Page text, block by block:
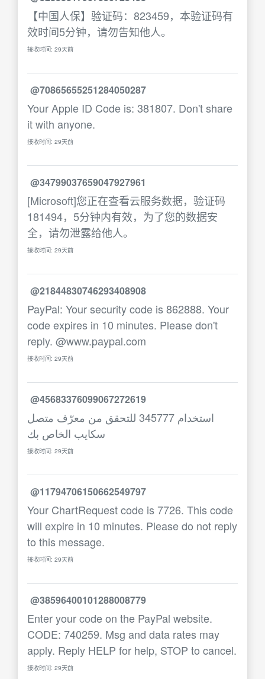
【中国人保】验证码：823459，本验证码有
效时间5分钟，请勿告知他人。
接收时间: 29天前
@70865655251284050287
Your Apple ID Code is: 381807. Don't share
it with anyone.
接收时间: 29天前
@34799037659047927961
[Microsoft]您正在查看云服务数据，验证码
181494，5分钟内有效，为了您的数据安
全，请勿泄露给他人。
接收时间: 29天前
@21844830746293408908
PayPal: Your security code is 862888. Your
code expires in 10 minutes. Please don't
reply. @www.paypal.com
接收时间: 29天前
@45683376099067272619
استخدام 345777 للتحقق من معرّف متصل
سكايب الخاص بك
接收时间: 29天前
@11794706150662549797
Your ChartRequest code is 7726. This code
will expire in 10 minutes. Please do not reply
to this message.
接收时间: 29天前
@38596400101288008779
Enter your code on the PayPal website.
CODE: 740259. Msg and data rates may
apply. Reply HELP for help, STOP to cancel.
接收时间: 29天前